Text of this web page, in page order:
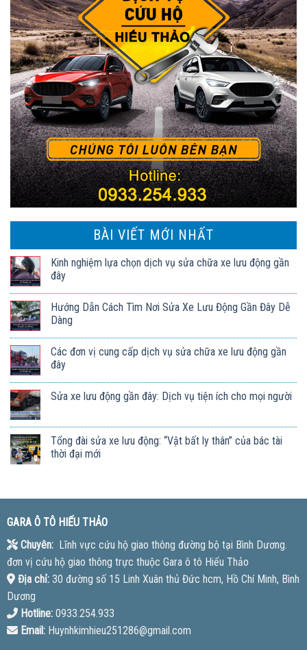
BÀI VIẾT MỚI NHẤT
Kinh nghiệm lựa chọn dịch vụ sửa chữa xe lưu động gần
đây
Hướng Dẫn Cách Tìm Nơi Sửa Xe Lưu Động Gần Đây Dễ
Dàng
Các đơn vị cung cấp dịch vụ sửa chữa xe lưu động gần
đây
Sửa xe lưu động gần đây: Dịch vụ tiện ích cho mọi người
Tổng đài sửa xe lưu động: “Vật bất ly thân” của bác tài
thời đại mới
GARA Ô TÔ HIẾU THẢO
Chuyên:Lĩnh vực cứu hộ giao thông đường bộ tại Bình Dương.
đơn vị cứu hộ giao thông trực thuộc Gara ô tô Hiếu Thảo
Địa chỉ:30 đường số 15 Linh Xuân thủ Đức hcm, Hồ Chí Minh, Bình
Dương
Hotline:0933.254.933
Email:Huynhkimhieu251286@gmail.com